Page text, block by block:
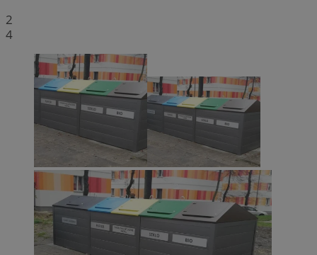
2
4